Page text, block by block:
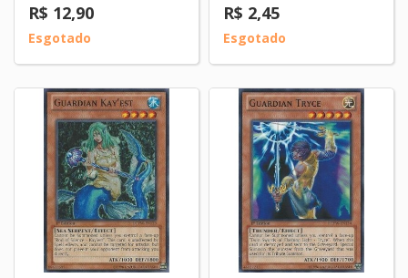
R$ 12,90
Esgotado
R$ 2,45
Esgotado